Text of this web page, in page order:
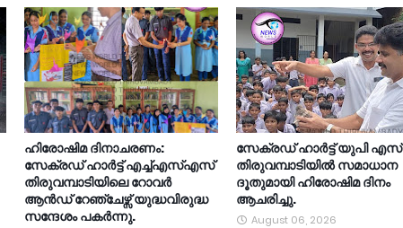
ഹിരോഷിമ ദിനാചരണം:
സേക്രഡ് ഹാർട്ട് എച്ച്എസ്എസ്
തിരുവമ്പാടിയിലെ റോവർ
ആൻഡ് റേഞ്ചേഴ്സ് യുദ്ധവിരുദ്ധ
സന്ദേശം പകർന്നു.
സേക്രഡ് ഹാർട്ട് യുപി എസ്
തിരുവമ്പാടിയിൽ സമാധാന
ദൂതുമായി ഹിരോഷിമ ദിനം
ആചരിച്ചു.
August 06, 2026